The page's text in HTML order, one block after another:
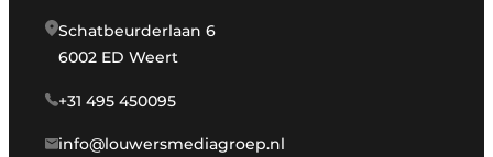
Schatbeurderlaan 6
6002 ED Weert
+31 495 450095
info@louwersmediagroep.nl